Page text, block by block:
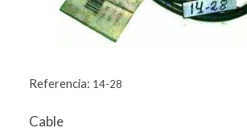
Referencia: 14-28
Cable